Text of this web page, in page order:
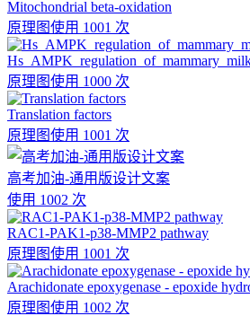
Mitochondrial beta-oxidation
原理图使用 1001 次
原理图使用 1000 次
Translation factors
原理图使用 1001 次
高考加油-通用版设计文案
使用 1002 次
RAC1-PAK1-p38-MMP2 pathway
原理图使用 1001 次
Arachidonate epoxygenase - epoxide
原理图使用 1002 次